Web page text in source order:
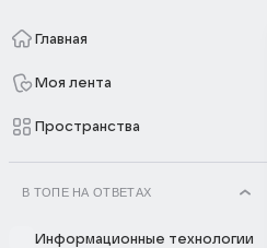
Главная
Моя лента
Пространства
В ТОПЕ НА ОТВЕТАХ
Информационные технологии